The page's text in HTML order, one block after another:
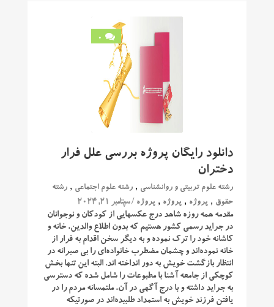
0
دانلود رایگان پروژه بررسی علل فرار
دختران
رشته علوم تربیتی و روانشناسی ,رشته علوم اجتماعی ,رشته
حقوق , پروژه , پروژه , پروژه / سپتامبر 21, 2024
مقدمه همه روزه شاهد درج عکسهایی از کودکان و نوجوانان
در جراید رسمی کشور هستیم که بدون اطلاع والدین، خانه و
کاشانه خود را ترک نموده و به دیگر سخن اقدام به فرار از
خانه نموده‌اند و چشمان مضطرب خانواده‌ای را بی‌ صبرانه در
انتظار بازگشت خویش به دور انداخته ‌اند. البته این تنها بخش
کوچکی از جامعه آشنا با مطبوعات را شامل شده که دسترسی
به جراید داشته و با درج آگهی در آن، ملتمسانه مردم را در
یافتن فرزند خویش به استمداد طلبیده‌اند در صورتیکه